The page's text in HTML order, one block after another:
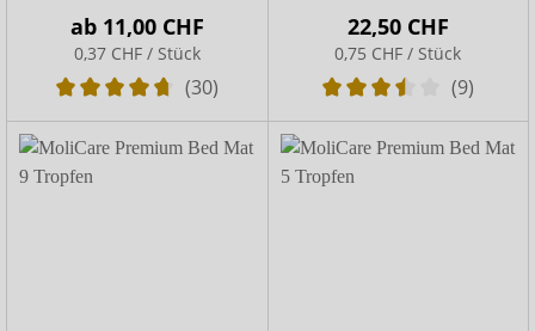
ab 11,00 CHF
0,37 CHF / Stück
(30)
22,50 CHF
0,75 CHF / Stück
(9)